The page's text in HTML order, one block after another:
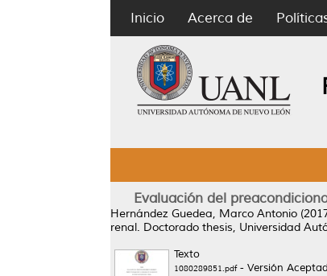
Inicio Acerca de
Evaluación del
Hernández Guedea, Marco Antonio
renal. Doctorado thesis, Universidad
Texto
1080289851.pdf- Versión